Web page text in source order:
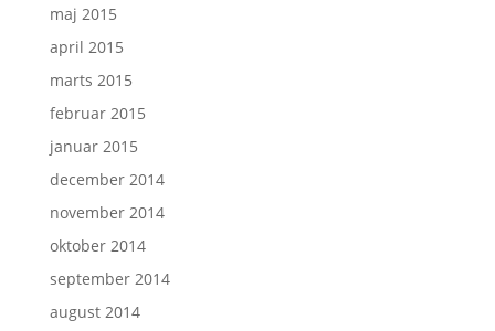
maj 2015
april 2015
marts 2015
februar 2015
januar 2015
december 2014
november 2014
oktober 2014
september 2014
august 2014